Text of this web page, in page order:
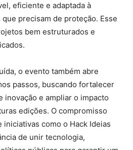
eficiente e adaptada à
precisam de proteção. Esse
bem estruturados e
o evento também abre
passos, buscando fortalecer
inovação e ampliar o impacto
edições. O compromisso
iniciativas como o Hack Ideias
de unir tecnologia,